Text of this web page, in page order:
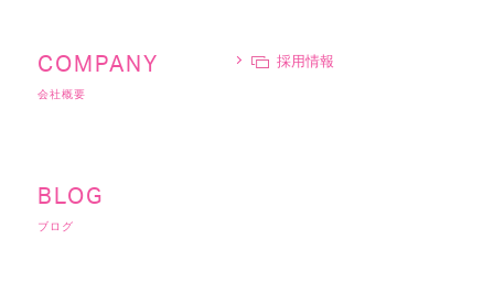
COMPANY
会社概要
採用情報
BLOG
ブログ